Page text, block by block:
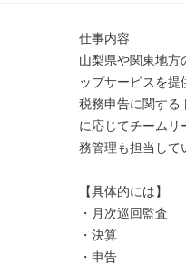
仕事内容
山梨県や関東地方
ップサービスを提
税務申告に関する
に応じてチームリ
務管理も担当して
【具体的には】
・月次巡回監査
・決算
・申告